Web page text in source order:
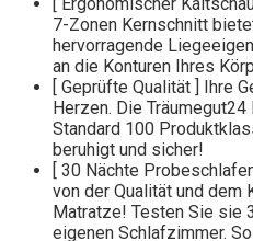
7-Zonen Kernschnitt
hervorragende
an die Konturen Ihres
[ Geprüfte Qualität ] Ihre
Herzen. Die
Standard 100
beruhigt und sicher!
[ 30 Nächte
von der Qualität und dem
Matratze! Testen Sie sie
eigenen Schlafzimmer.